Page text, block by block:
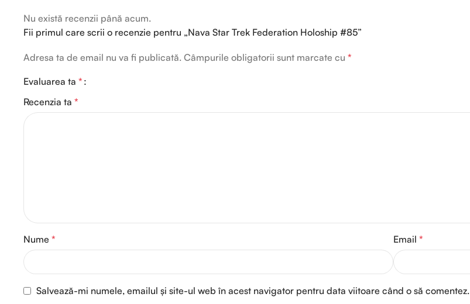
Nu există recenzii până acum.
Fii primul care scrii o recenzie pentru „Nava Star Trek Federation Holoship #85”
Adresa ta de email nu va fi publicată. Câmpurile obligatorii sunt marcate cu *
Evaluarea ta *
Recenzia ta *
Nume * Email *
Salvează-mi numele, emailul și site-ul web în acest navigator pentru data viitoare când o să comentez.